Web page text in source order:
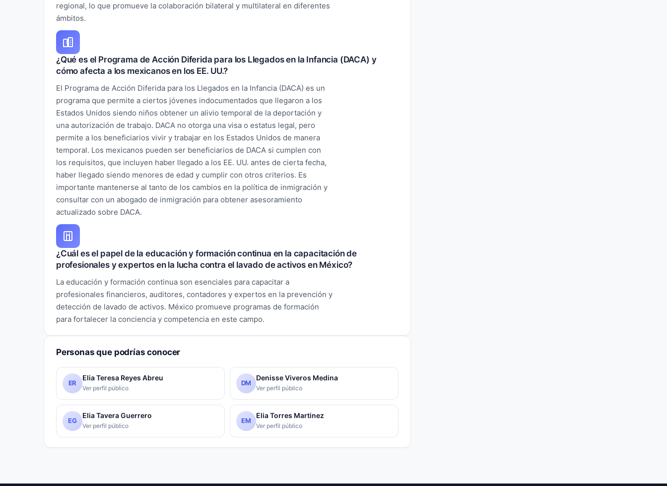
regional, lo que promueve la colaboración bilateral y multilateral en diferentes
ámbitos.
¿Qué es el Programa de Acción Diferida para los Llegados en la Infancia (DACA) y
cómo afecta a los mexicanos en los EE. UU.?
El Programa de Acción Diferida para los Llegados en la Infancia (DACA) es un
programa que permite a ciertos jóvenes indocumentados que llegaron a los
Estados Unidos siendo niños obtener un alivio temporal de la deportación y
una autorización de trabajo. DACA no otorga una visa o estatus legal, pero
permite a los beneficiarios vivir y trabajar en los Estados Unidos de manera
temporal. Los mexicanos pueden ser beneficiarios de DACA si cumplen con
los requisitos, que incluyen haber llegado a los EE. UU. antes de cierta fecha,
haber llegado siendo menores de edad y cumplir con otros criterios. Es
importante mantenerse al tanto de los cambios en la política de inmigración y
consultar con un abogado de inmigración para obtener asesoramiento
actualizado sobre DACA.
¿Cuál es el papel de la educación y formación continua en la capacitación de
profesionales y expertos en la lucha contra el lavado de activos en México?
La educación y formación continua son esenciales para capacitar a
profesionales financieros, auditores, contadores y expertos en la prevención y
detección de lavado de activos. México promueve programas de formación
para fortalecer la conciencia y competencia en este campo.
Personas que podrías conocer
ER
Elia Teresa Reyes Abreu
Ver perfil público
DM
Denisse Viveros Medina
Ver perfil público
EG
Elia Tavera Guerrero
Ver perfil público
EM
Elia Torres Martinez
Ver perfil público